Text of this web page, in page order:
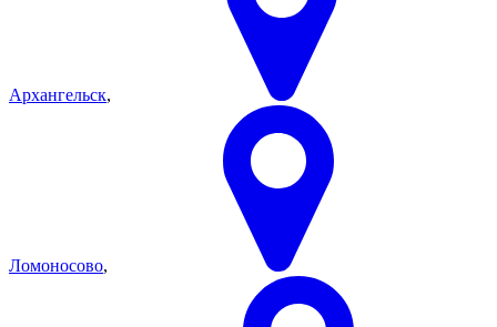
Архангельск,
Ломоносово,